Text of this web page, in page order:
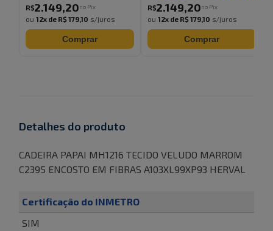
R$2.149,20no Pix
ou 12x de R$ 179,10 s/juros
Comprar
R$2.149,20no Pix
ou 12x de R$ 179,10 s/juros
Comprar
Detalhes do produto
CADEIRA PAPAI MH1216 TECIDO VELUDO MARROM
C2395 ENCOSTO EM FIBRAS A103XL99XP93 HERVAL
Certificação do INMETRO
SIM